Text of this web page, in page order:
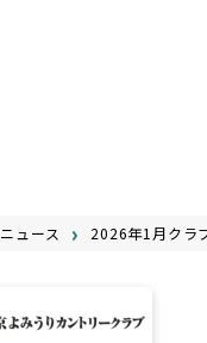
ニュース 2026年1月クラ